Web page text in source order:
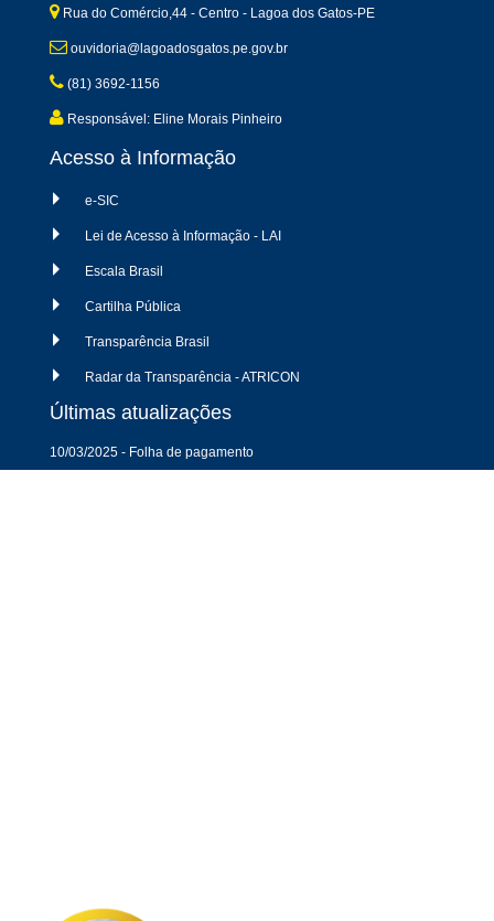
Rua do Comércio,44 - Centro - Lagoa dos Gatos-PE
ouvidoria@lagoadosgatos.pe.gov.br
(81) 3692-1156
Responsável: Eline Morais Pinheiro
Acesso à Informação
e-SIC
Lei de Acesso à Informação - LAI
Escala Brasil
Cartilha Pública
Transparência Brasil
Radar da Transparência - ATRICON
Últimas atualizações
10/03/2025 - Folha de pagamento